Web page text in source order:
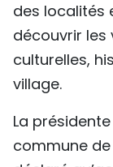
des localités
découvrir les
culturelles,
village.
La
commune de